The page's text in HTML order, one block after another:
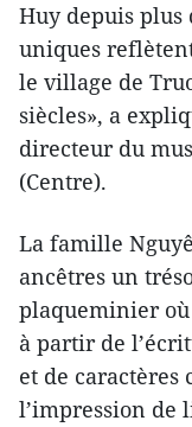
Huy depuis plus
uniques
le village de
siècles», a
directeur du
(Centre).
La famille
ancêtres un
plaqueminier où
à partir de
et de caractères
l’impression de